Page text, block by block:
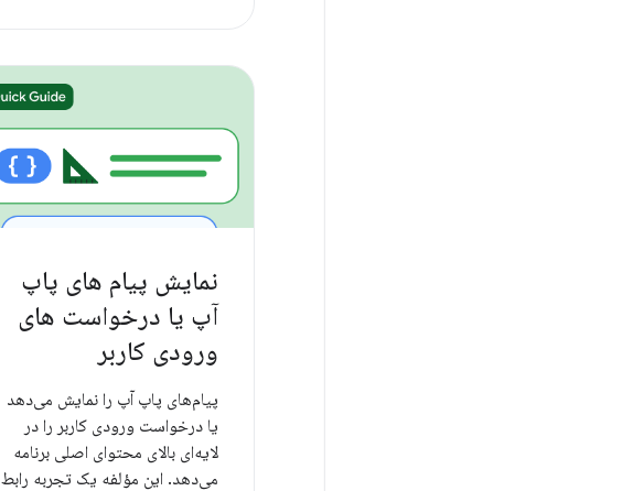
نمایش پیام های پاپ
آپ یا درخواست های
ورودی کاربر
پیام‌های پاپ آپ را نمایش می‌دهد
یا درخواست ورودی کاربر را در
لایه‌ای بالای محتوای اصلی برنامه
می‌دهد. این مؤلفه یک تجربه رابط